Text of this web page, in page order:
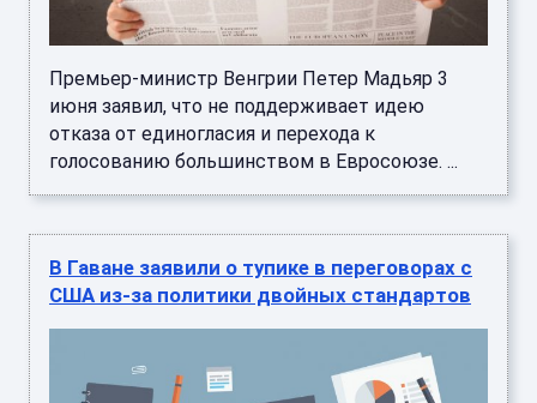
Премьер-министр Венгрии Петер Мадьяр 3
июня заявил, что не поддерживает идею
отказа от единогласия и перехода к
голосованию большинством в Евросоюзе. ...
В Гаване заявили о тупике в переговорах с
США из-за политики двойных стандартов